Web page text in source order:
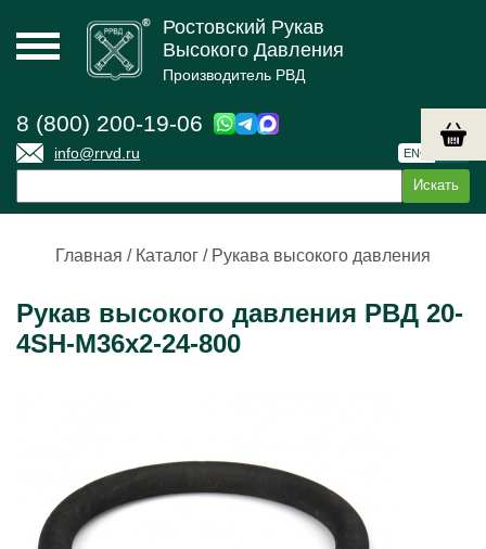
Ростовский Рукав
Высокого Давления
Производитель РВД
8 (800) 200-19-06
info@rrvd.ru ENG
Главная / Каталог / Рукава высокого давления
Рукав высокого давления РВД 20-
4SН-M36х2-24-800